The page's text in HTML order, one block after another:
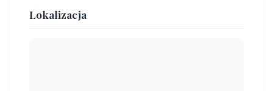
Lokalizacja